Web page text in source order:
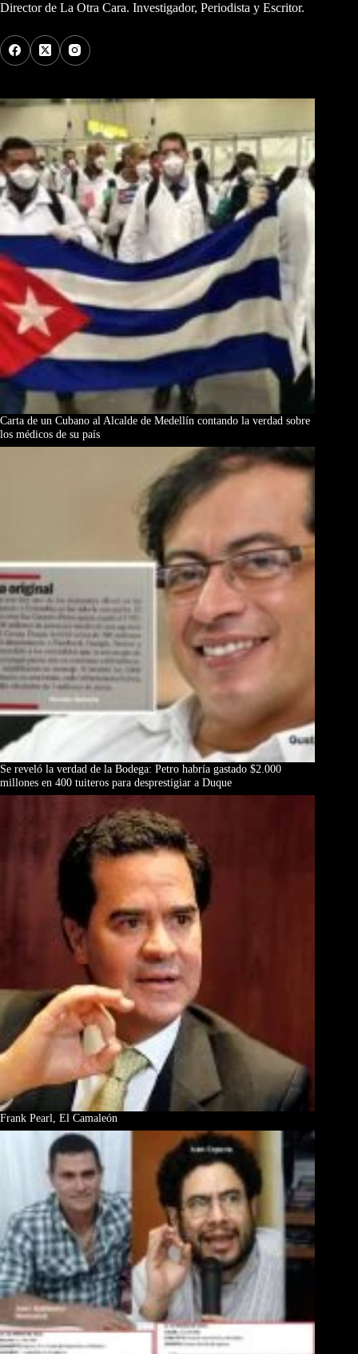
Director de La Otra Cara. Investigador, Periodista y Escritor.
Carta de un Cubano al Alcalde de Medellín contando la verdad sobre
los médicos de su país
Se reveló la verdad de la Bodega: Petro habría gastado $2.000
millones en 400 tuiteros para desprestigiar a Duque
Frank Pearl, El Camaleón